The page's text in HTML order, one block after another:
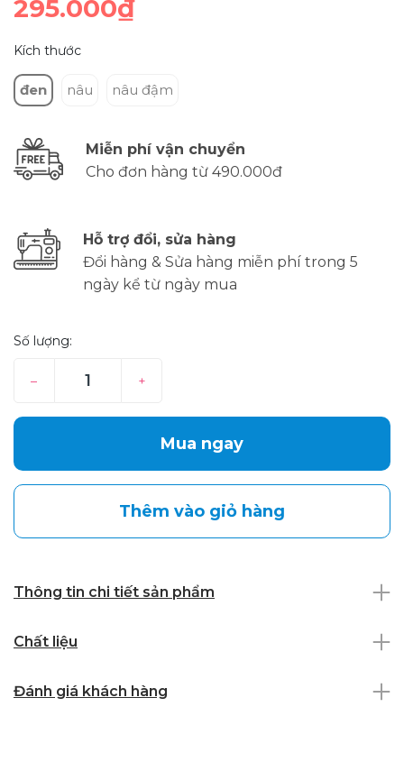
295.000₫
Kích thước
đen nâu nâu đậm
Miễn phí vận chuyển
Cho đơn hàng từ 490.000đ
Hỗ trợ đổi, sửa hàng
Đổi hàng & Sửa hàng miễn phí trong 5
ngày kể từ ngày mua
Số lượng:
– +
Mua ngay
Thêm vào giỏ hàng
Thông tin chi tiết sản phẩm
Chất liệu
Đánh giá khách hàng